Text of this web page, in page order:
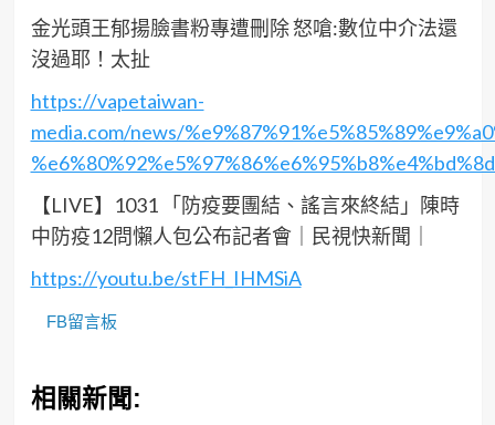
金光頭王郁揚臉書粉專遭刪除 怒嗆:數位中介法還
沒過耶！太扯
https://vapetaiwan-
media.com/news/
【LIVE】1031 「防疫要團結、謠言來終結」陳時
中防疫12問懶人包公布記者會｜民視快新聞｜
https://youtu.be/stFH_IHMSiA
FB留言板
相關新聞: